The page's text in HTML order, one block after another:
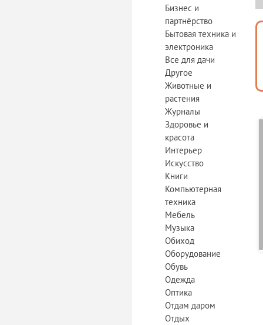
Бизнес и
партнёрство
Бытовая техника и
электроника
Все для дачи
Другое
Животные и
растения
Журналы
Здоровье и
красота
Интерьер
Искусство
Книги
Компьютерная
техника
Мебель
Музыка
Обиход
Оборудование
Обувь
Одежда
Оптика
Отдам даром
Отдых